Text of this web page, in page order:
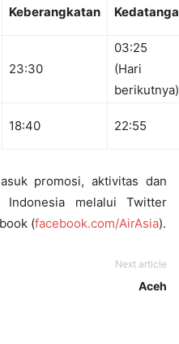
Keberangkatan
23:30
03:25
(Hari
berikutnya)
18:40 22:55
promosi, aktivitas dan
melalui Twitter
(facebook.com/AirAsia).
Next article
Aceh